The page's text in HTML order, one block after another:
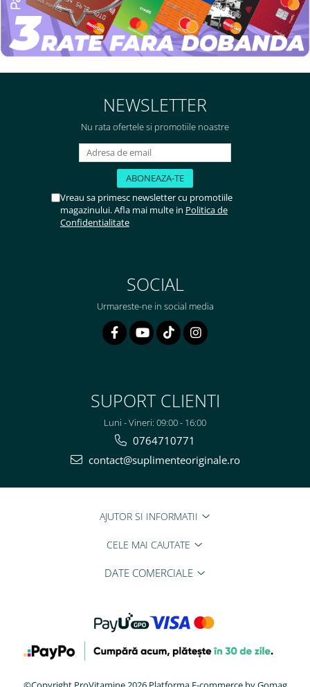
NEWSLETTER
Nu rata ofertele si promotiile noastre
Vreau sa primesc newsletter cu promotiile
magazinului. Afla mai multe in Politica de
Confidentialitate
SOCIAL
Urmareste-ne in social media
SUPORT CLIENTI
Luni - Vineri: 09:00 - 16:00
0764710771
contact@suplimenteoriginale.ro
AJUTOR SI INFORMATII
CELE MAI CAUTATE
DATE COMERCIALE